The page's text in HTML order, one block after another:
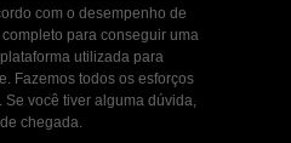
com o desempenho de
para conseguir uma
utilizada para
Fazemos todos os esforços
você tiver alguma dúvida,
chegada.